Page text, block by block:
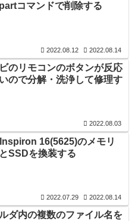
コマンドで削除する
2022.08.12 2022.08.14
のリモコンのボタンが反応
ので分解・洗浄して修理す
2022.08.03
16(5625)のメモリ
SSDを換装する
2022.07.29 2022.08.14
ダ内の複数のファイル名を